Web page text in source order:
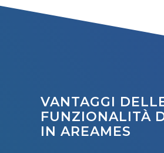
VANTAGGI
FUNZIONALITÀ
IN AREAMES